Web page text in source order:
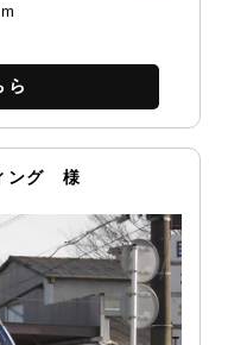
ング 様